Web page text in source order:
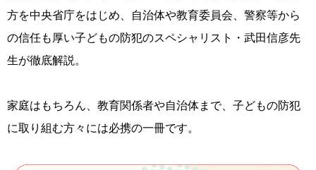
方を中央省庁をはじめ、自治体や教育委員会、警察等から
の信任も厚い子どもの防犯のスペシャリスト・武田信彦先
生が徹底解説。
家庭はもちろん、教育関係者や自治体まで、子どもの防犯
に取り組む方々には必携の一冊です。